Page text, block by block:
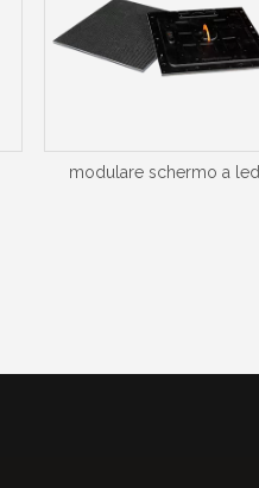
modulare schermo a led